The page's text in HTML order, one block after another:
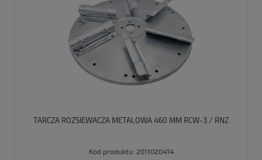
TARCZA ROZSIEWACZA METALOWA 460 MM RCW-3 / RNZ
Kod produktu: 2011020414